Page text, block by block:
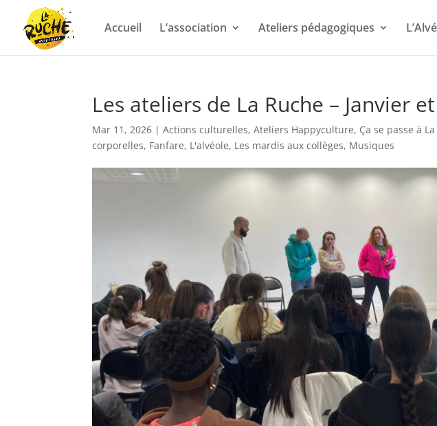
Accueil L’association Ateliers pédagogiques
Les ateliers de La Ruche – Janvier
Mar 11, 2026 |Actions culturelles,Ateliers Happyculture, Ça se passe à
corporelles, Fanfare, L'alvéole, Les mardis aux collèges, Musiques